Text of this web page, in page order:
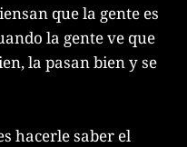
que la gente es
la gente ve que
la pasan bien y se
hacerle saber el